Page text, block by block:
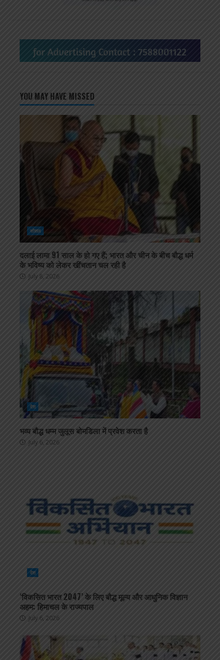
YOU MAY HAVE MISSED
सोशल
दलाई लामा 91 साल के हो गए हैं; भारत और चीन के बीच बौद्ध धर्म
के भविष्य को लेकर खींचतान चल रही है
July 8, 2026
देश
भव्य बौद्ध धम्म जुलूस बोमडिला में प्रवेश करता है
July 6, 2026
देश
‘विकसित भारत 2047’ के लिए बौद्ध मूल्य और आधुनिक विज्ञान
अहम: हिमाचल के राज्यपाल
July 6, 2026